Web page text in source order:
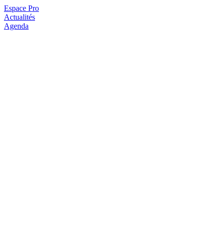
Espace Pro
Actualités
Agenda